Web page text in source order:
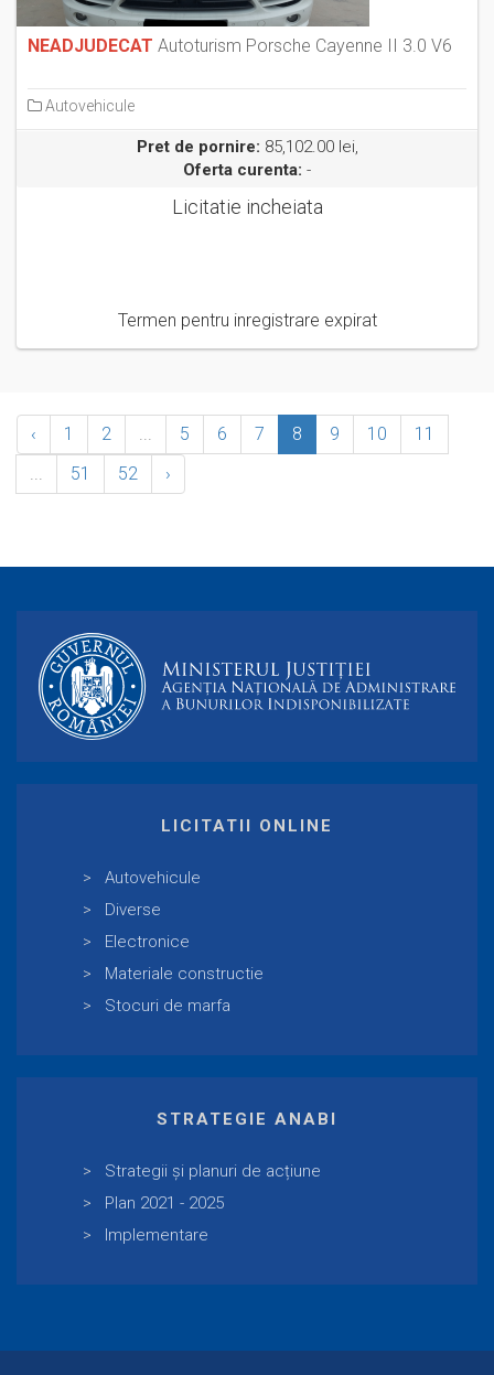
NEADJUDECAT Autoturism Porsche Cayenne II 3.0 V6
Autovehicule
Pret de pornire: 85,102.00 lei,
Oferta curenta: -
Licitatie incheiata
Termen pentru inregistrare expirat
‹ 1 2 ... 5 6 7 8 9 10
11
...
51 52 ›
LICITATII ONLINE
Autovehicule
Diverse
Electronice
Materiale constructie
Stocuri de marfa
STRATEGIE ANABI
Strategii și planuri de acțiune
Plan 2021 - 2025
Implementare